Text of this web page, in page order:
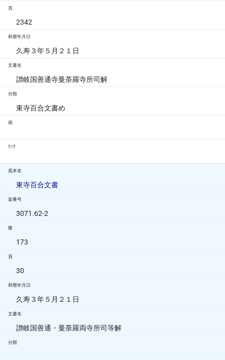
頁
2342
和暦年月日
久寿３年５月２１日
文書名
讃岐国善通寺曼荼羅寺所司解
分類
東寺百合文書め
画
ﾘﾝｸ
底本名
東寺百合文書
架番号
3071.62-2
冊
173
頁
30
和暦年月日
久寿３年５月２１日
文書名
讃岐国善通・曼荼羅両寺所司等解
分類